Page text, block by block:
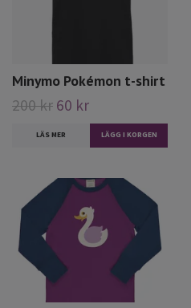
Minymo Pokémon t-shirt
200 kr 60 kr
LÄS MER LÄGG I KORGEN